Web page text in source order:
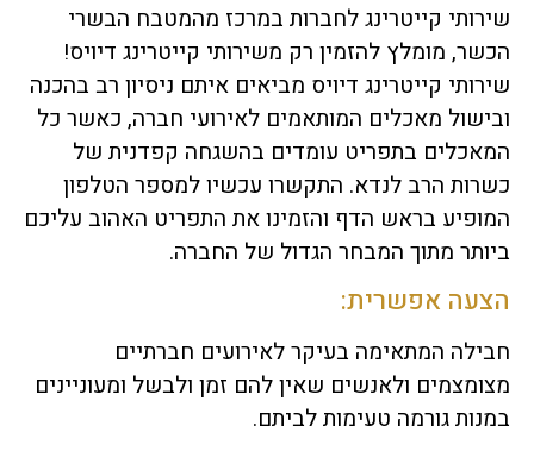
שירותי קייטרינג לחברות במרכז מהמטבח הבשרי
הכשר, מומלץ להזמין רק משירותי קייטרינג דיויס!
שירותי קייטרינג דיויס מביאים איתם ניסיון רב בהכנה
ובישול מאכלים המותאמים לאירועי חברה, כאשר כל
המאכלים בתפריט עומדים בהשגחה קפדנית של
כשרות הרב לנדא. התקשרו עכשיו למספר הטלפון
המופיע בראש הדף והזמינו את התפריט האהוב עליכם
ביותר מתוך המבחר הגדול של החברה.
הצעה אפשרית:
חבילה המתאימה בעיקר לאירועים חברתיים
מצומצמים ולאנשים שאין להם זמן ולבשל ומעוניינים
במנות גורמה טעימות לביתם.